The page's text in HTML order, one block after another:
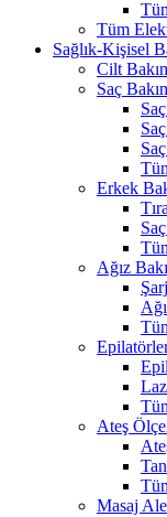
Tüm
Sağlık-Kişisel
Cilt
Saç
Erkek
Ağız
Ateş
Masaj